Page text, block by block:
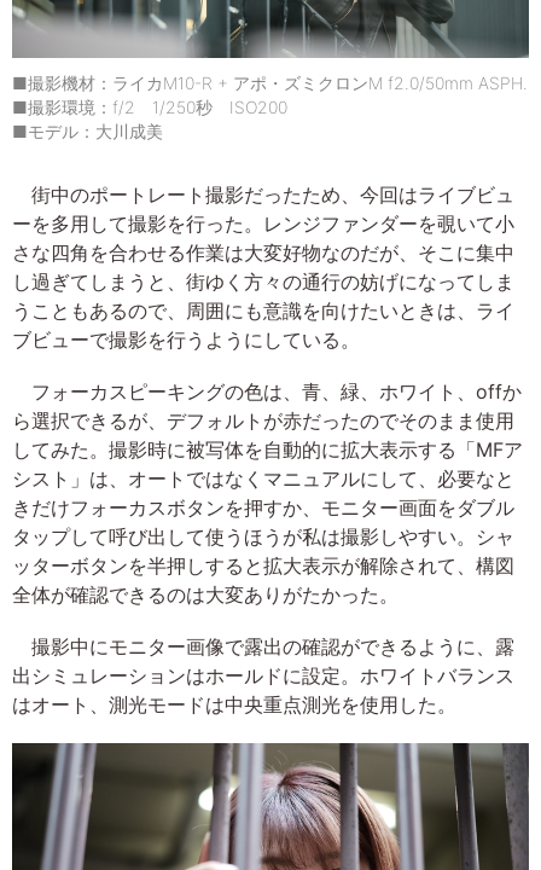
■撮影機材：ライカM10-R + アポ・ズミクロンM f2.0/50mm ASPH.
■撮影環境：f/2 1/250秒 ISO200
■モデル：大川成美
街中のポートレート撮影だったため、今回はライブビュ
ーを多用して撮影を行った。レンジファンダーを覗いて小
さな四角を合わせる作業は大変好物なのだが、そこに集中
し過ぎてしまうと、街ゆく方々の通行の妨げになってしま
うこともあるので、周囲にも意識を向けたいときは、ライ
ブビューで撮影を行うようにしている。
フォーカスピーキングの色は、青、緑、ホワイト、offか
ら選択できるが、デフォルトが赤だったのでそのまま使用
してみた。撮影時に被写体を自動的に拡大表示する「MFア
シスト」は、オートではなくマニュアルにして、必要なと
きだけフォーカスボタンを押すか、モニター画面をダブル
タップして呼び出して使うほうが私は撮影しやすい。シャ
ッターボタンを半押しすると拡大表示が解除されて、構図
全体が確認できるのは大変ありがたかった。
撮影中にモニター画像で露出の確認ができるように、露
出シミュレーションはホールドに設定。ホワイトバランス
はオート、測光モードは中央重点測光を使用した。